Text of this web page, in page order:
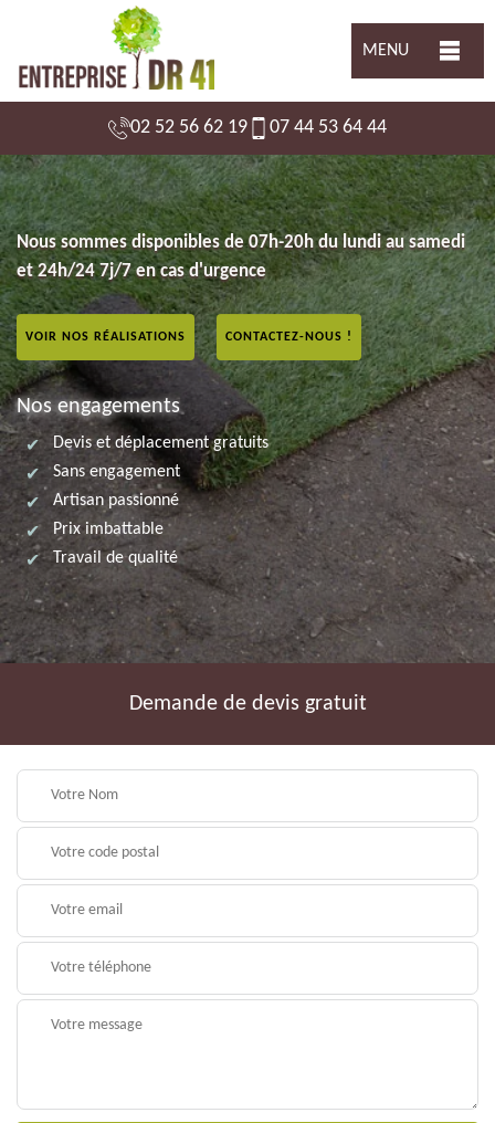
MENU
02 52 56 62 19 07 44 53 64 44
Nous sommes disponibles de 07h-20h du lundi au samedi
et 24h/24 7j/7 en cas d'urgence
VOIR NOS RÉALISATIONS CONTACTEZ-NOUS !
Nos engagements
Devis et déplacement gratuits
Sans engagement
Artisan passionné
Prix imbattable
Travail de qualité
Demande de devis gratuit